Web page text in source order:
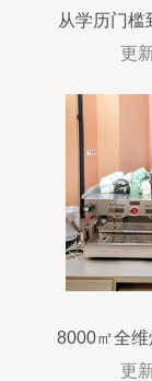
从学历门槛
更
8000㎡全
更